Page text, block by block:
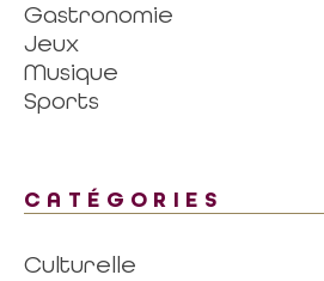
Gastronomie
Jeux
Musique
Sports
CATÉGORIES
Culturelle